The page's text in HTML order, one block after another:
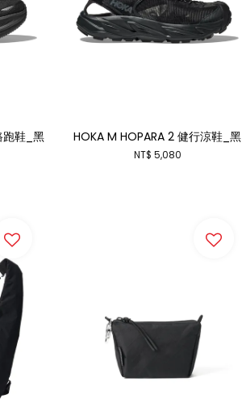
跑鞋_黑 HOKA M HOPARA 2 健行涼鞋_黑
NT$ 5,080